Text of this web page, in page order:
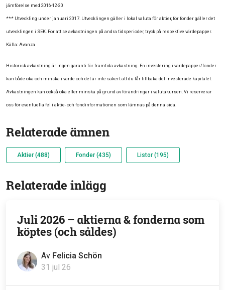
jämförelse med 2016-12-30
*** Utveckling under januari 2017. Utvecklingen gäller i lokal valuta för aktier, för fonder gäller det
utvecklingen i SEK. För att se avkastningen på andra tidsperioder, tryck på respektive värdepapper.
Källa: Avanza
Historisk avkastning är ingen garanti för framtida avkastning. En investering i värdepapper/fonder
kan både öka och minska i värde och det är inte säkert att du får tillbaka det investerade kapitalet.
Avkastningen kan också öka eller minska på grund av förändringar i valutakursen. Vi reserverar
oss för eventuella fel i aktie- och fondinformationen som lämnas på denna sida.
Relaterade ämnen
Aktier (488) Fonder (435) Listor (195)
Relaterade inlägg
Av Felicia Schön
31 jul 26
Juli 2026 – aktierna & fonderna som
köptes (och såldes)